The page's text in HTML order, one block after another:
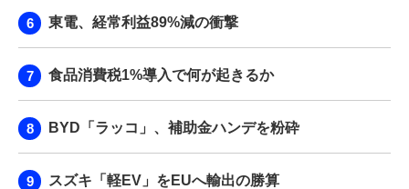
東電、経常利益89%減の衝撃
食品消費税1%導入で何が起きるか
BYD「ラッコ」、補助金ハンデを粉砕
スズキ「軽EV」をEUへ輸出の勝算